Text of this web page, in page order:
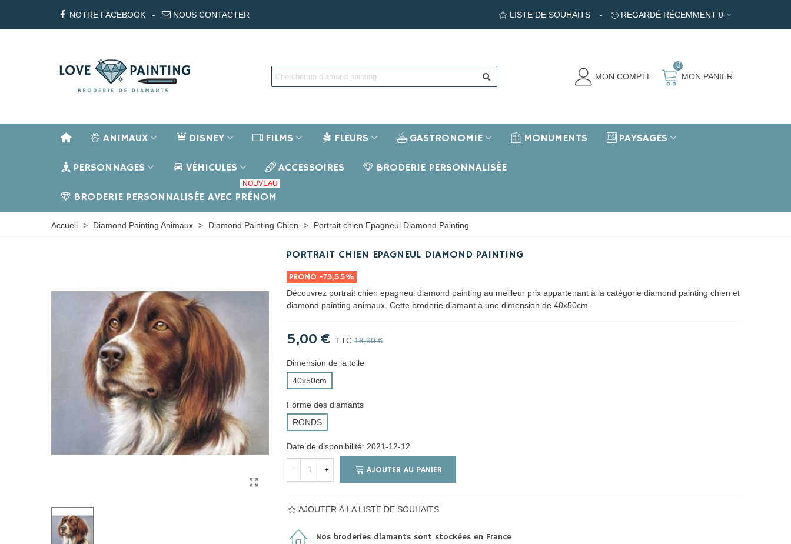
NOTRE FACEBOOK NOUS CONTACTER LISTE DE SOUHAITS REGARDÉ RÉCEMMENT 0
MON COMPTE
0
MON PANIER
ANIMAUX DISNEY FILMS FLEURS GASTRONOMIE MONUMENTS PAYSAGES
PERSONNAGES VÉHICULES ACCESSOIRES BRODERIE PERSONNALISÉE
BRODERIE PERSONNALISÉE AVEC PRÉNOM
NOUVEAU
Accueil > Diamond Painting Animaux > Diamond Painting Chien > Portrait chien Epagneul Diamond Painting
PORTRAIT CHIEN EPAGNEUL DIAMOND PAINTING
PROMO -73,55%
Découvrez portrait chien epagneul diamond painting au meilleur prix appartenant à la catégorie diamond painting chien et
diamond painting animaux. Cette broderie diamant à une dimension de 40x50cm.
5,00 € TTC 18,90 €
Dimension de la toile
40x50cm
Forme des diamants
RONDS
Date de disponibilité: 2021-12-12
- + AJOUTER AU PANIER
AJOUTER À LA LISTE DE SOUHAITS
Nos broderies diamants sont stockées en France